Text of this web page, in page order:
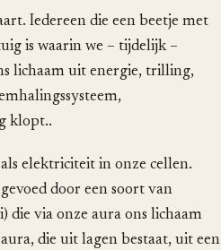
Iedereen die een beetje met
is waarin we – tijdelijk –
lichaam uit energie, trilling,
klopt..
elektriciteit in onze cellen.
door een soort van
die via onze aura ons lichaam
die uit lagen bestaat, uit een